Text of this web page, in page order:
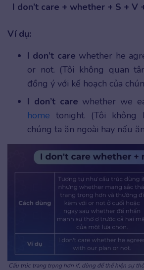
I don’t care + whether + S + V
Ví dụ:
I don’t care whether he
or not. (Tôi không quan
đồng ý với kế hoạch của
I don’t care whether we
home tonight. (Tôi
chúng ta ăn ngoài hay nấu
Cấu trúc trang trọng hơn if, dùng để thể hiện sự